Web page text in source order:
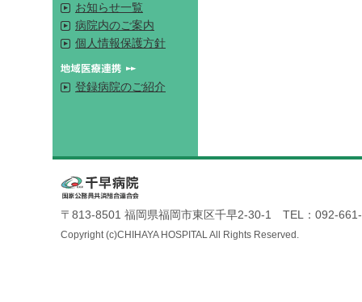
お知らせ一覧
病院内のご案内
個人情報保護方針
登録病院のご紹介
〒813-8501 福岡県福岡市東区千早2-30-1 TEL：092-
Copyright (c)CHIHAYA HOSPITAL All Rights Reserved.